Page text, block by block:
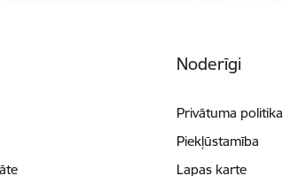
Noderīgi
Privātuma politika
Piekļūstamība
Lapas karte